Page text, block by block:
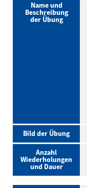
Name und
Beschreibung
der Übung
Bild der Übung
Anzahl
Wiederholungen
und Dauer